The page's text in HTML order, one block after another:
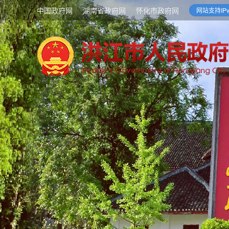
中国政府网 湖南省政府网 怀化市政府网 网站支持